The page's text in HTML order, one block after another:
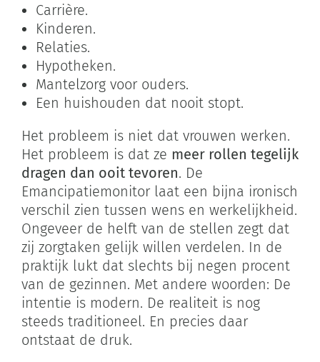
Carrière.
Kinderen.
Relaties.
Hypotheken.
Mantelzorg voor ouders.
Een huishouden dat nooit stopt.
Het probleem is niet dat vrouwen werken.
Het probleem is dat ze meer rollen tegelijk
dragen dan ooit tevoren. De
Emancipatiemonitor laat een bijna ironisch
verschil zien tussen wens en werkelijkheid.
Ongeveer de helft van de stellen zegt dat
zij zorgtaken gelijk willen verdelen. In de
praktijk lukt dat slechts bij negen procent
van de gezinnen. Met andere woorden: De
intentie is modern. De realiteit is nog
steeds traditioneel. En precies daar
ontstaat de druk.